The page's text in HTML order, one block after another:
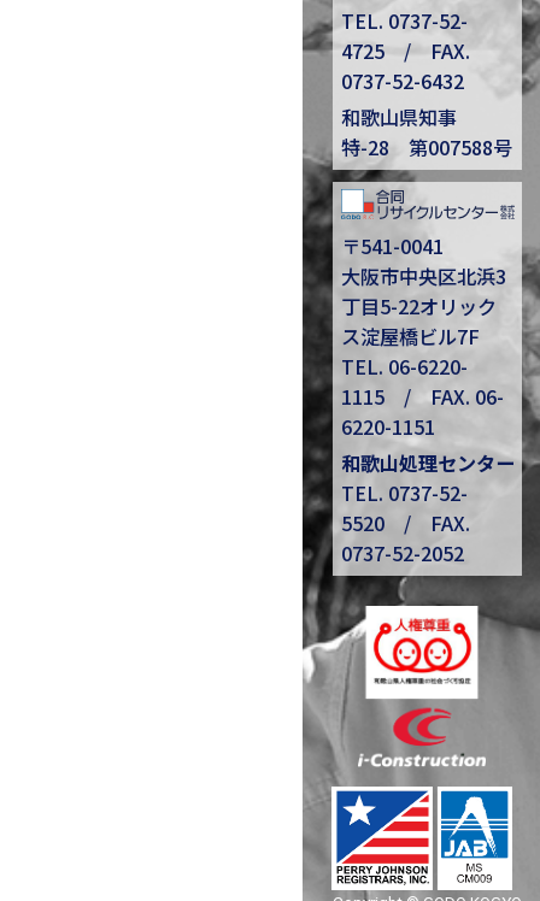
TEL. 0737-52-
4725/ FAX.
0737-52-6432
和歌山県知事
特-28 第007588号
〒541-0041
大阪市中央区北浜3
丁目5-22オリック
ス淀屋橋ビル7F
TEL. 06-6220-
1115/ FAX. 06-
6220-1151
和歌山処理センター
TEL. 0737-52-
5520/ FAX.
0737-52-2052